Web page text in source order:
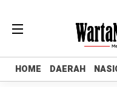
HOME DAERAH
HOME DAERAH